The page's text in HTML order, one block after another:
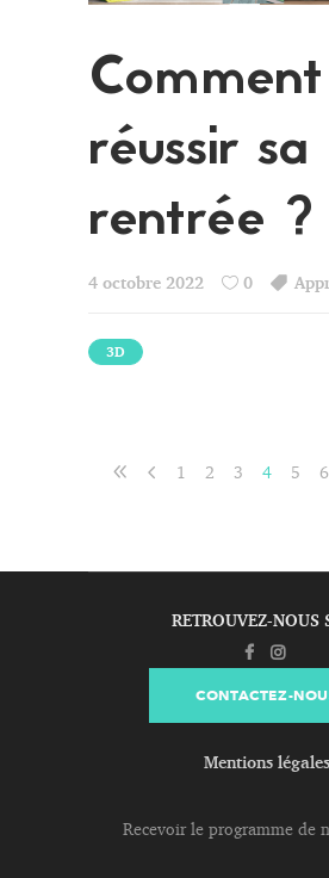
Comment
réussir sa
rentrée ?
4 octobre 2022 0
3D
1 2 3 4 5 6
RETROUVEZ-NOUS
CONTACTEZ-
Mentions légales
Recevoir le programme de